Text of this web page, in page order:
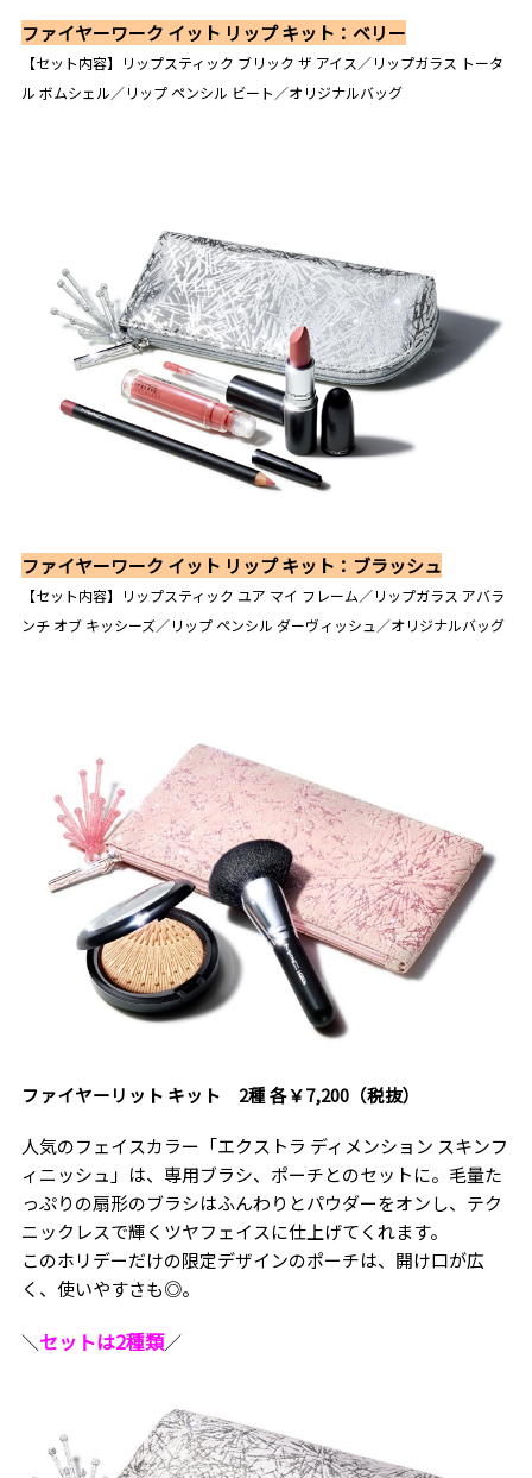
ファイヤーワーク イット リップ キット：ベリー
【セット内容】リップスティック ブリック ザ アイス／リップガラス トータ
ル ボムシェル／リップ ペンシル ビート／オリジナルバッグ
ファイヤーワーク イット リップ キット：ブラッシュ
【セット内容】リップスティック ユア マイ フレーム／リップガラス アバラ
ンチ オブ キッシーズ／リップ ペンシル ダーヴィッシュ／オリジナルバッグ
ファイヤーリット キット 2種 各￥7,200（税抜）
人気のフェイスカラー「エクストラ ディメンション スキンフ
ィニッシュ」は、専用ブラシ、ポーチとのセットに。毛量た
っぷりの扇形のブラシはふんわりとパウダーをオンし、テク
ニックレスで輝くツヤフェイスに仕上げてくれます。
このホリデーだけの限定デザインのポーチは、開け口が広
く、使いやすさも◎。
＼セットは2種類／